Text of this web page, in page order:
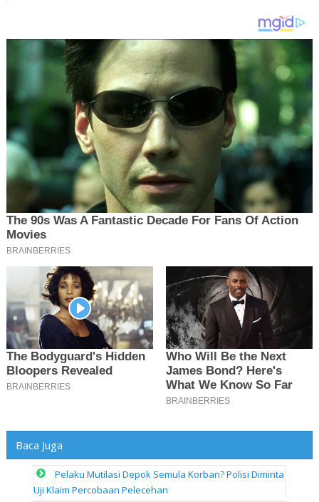
Baca Juga
Pelaku Mutilasi Depok Semula Korban? Polisi Diminta
Uji Klaim Percobaan Pelecehan